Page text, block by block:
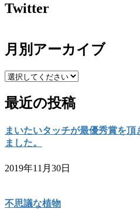
Twitter
月別アーカイブ
最近の投稿
まいたいタッチが最優秀賞を
ました。
2019年11月30日
不思議な植物